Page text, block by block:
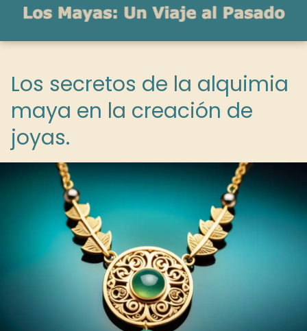
Los secretos de la alquimia
maya en la creación de
joyas.